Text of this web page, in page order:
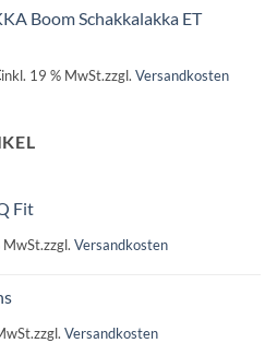
Boom Schakkalakka ET
Aktueller
15,75€.
inkl. 19 % MwSt.zzgl. Versandkosten
Fit
MwSt.zzgl. Versandkosten
zzgl. Versandkosten